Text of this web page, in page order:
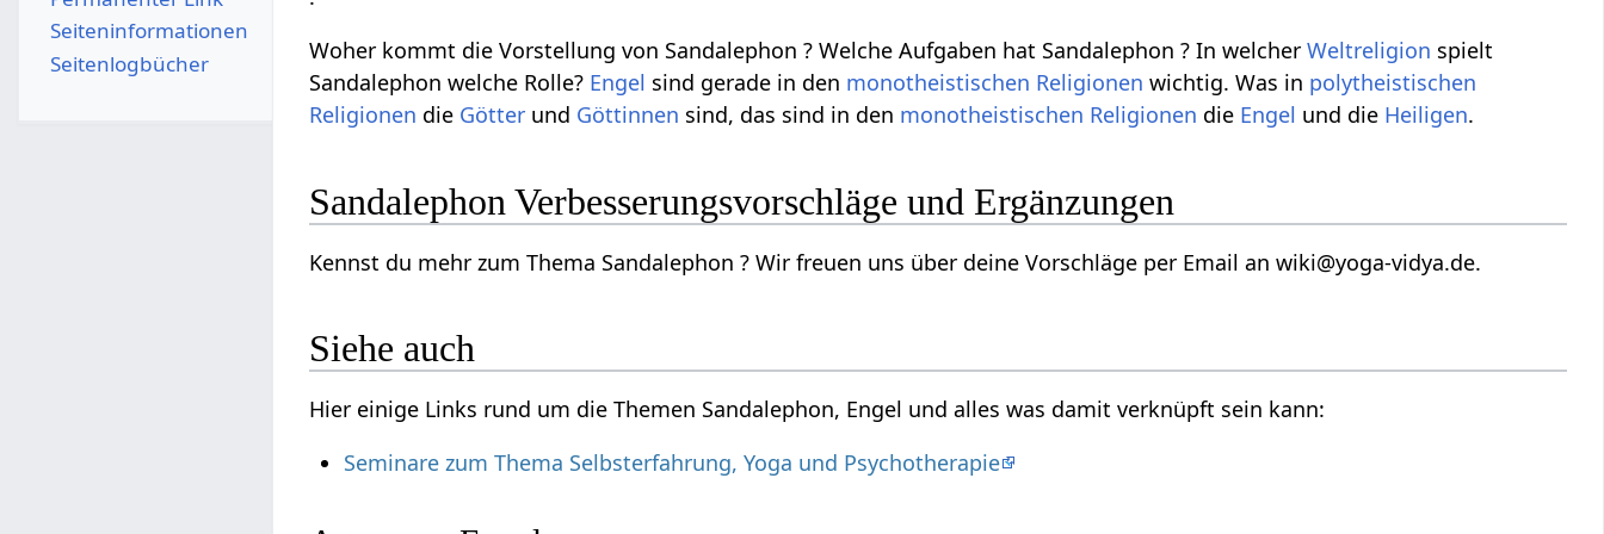
Woher kommt die Vorstellung von Sandalephon ? Welche Aufgaben hat Sandalephon ? In welcherWeltreligion spielt
Sandalephon welche Rolle? Engel sind gerade in den monotheistischen Religionen wichtig. Was in polytheistischen
Religionen die Götter und Göttinnen sind, das sind in den monotheistischen Religionen die Engel und die Heiligen.
Sandalephon Verbesserungsvorschläge und Ergänzungen
Kennst du mehr zum Thema Sandalephon ? Wir freuen uns über deine Vorschläge per Email an wiki@yoga-vidya.de.
Siehe auch
Hier einige Links rund um die Themen Sandalephon, Engel und alles was damit verknüpft sein kann:
Seminare zum Thema Selbsterfahrung, Yoga und Psychotherapie
Seiten­­informationen
Seitenlogbücher